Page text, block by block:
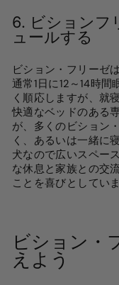
6. ビションフ
ュールする
ビション・フリーゼ
通常1日に12～14時
く順応しますが、就
快適なベッドのある
が、多くのビション
く、あるいは一緒に
犬なので広いスペー
な休息と家族との交
ことを喜びとしていま
ビション・
えよう